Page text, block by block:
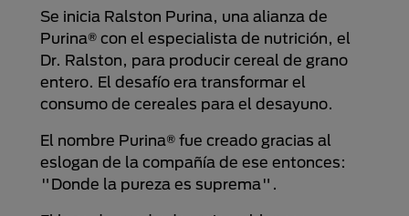
Se inicia Ralston Purina, una alianza de
Purina® con el especialista de nutrición, el
Dr. Ralston, para producir cereal de grano
entero. El desafío era transformar el
consumo de cereales para el desayuno.
El nombre Purina® fue creado gracias al
eslogan de la compañía de ese entonces:
"Donde la pureza es suprema".